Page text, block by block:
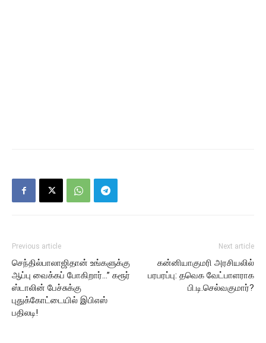
Previous article
செந்தில்பாலாஜிதான் உங்களுக்கு
ஆப்பு வைக்கப் போகிறார்…’’ கரூர்
ஸ்டாலின் பேச்சுக்கு
புதுக்கோட்டையில் இபிஎஸ்
பதிலடி!
Next article
கன்னியாகுமரி அரசியலில்
பரபரப்பு: தவெக வேட்பாளராக
பி.டி.செல்வகுமார்?